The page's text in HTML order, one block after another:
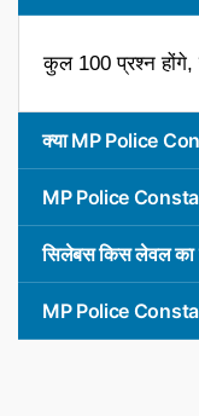
कुल 100 प्रश्न होंगे,
क्या MP Police
MP Police
सिलेबस किस लेवल का
MP Police